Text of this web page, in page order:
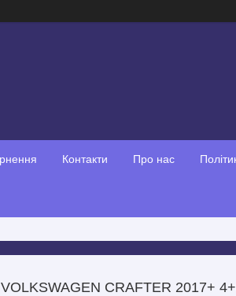
Контакти Про нас
CRAFTER 2017+